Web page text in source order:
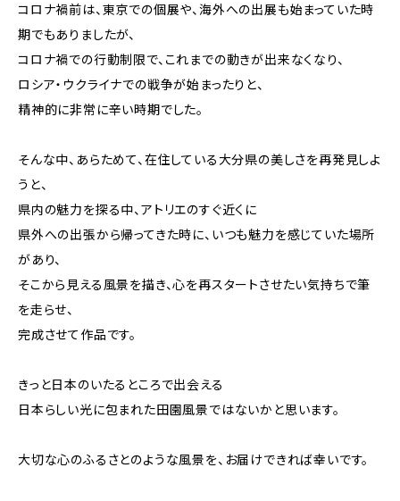
コロナ禍前は、東京での個展や、海外への出展も始まっていた時
期でもありましたが、
コロナ禍での行動制限で、これまでの動きが出来なくなり、
ロシア・ウクライナでの戦争が始まったりと、
精神的に非常に辛い時期でした。
そんな中、あらためて、在住している大分県の美しさを再発見しよ
うと、
県内の魅力を探る中、アトリエのすぐ近くに
県外への出張から帰ってきた時に、いつも魅力を感じていた場所
があり、
そこから見える風景を描き、心を再スタートさせたい気持ちで筆
を走らせ、
完成させて作品です。
きっと日本のいたるところで出会える
日本らしい光に包まれた田園風景ではないかと思います。
大切な心のふるさとのような風景を、お届けできれば幸いです。